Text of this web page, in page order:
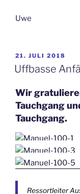
Uwe
VERÖFFENTLICHT
AM
21. JULI 2018
Uffbasse
Wir
Tauchgang
Tauchgang.
Ressortleiter